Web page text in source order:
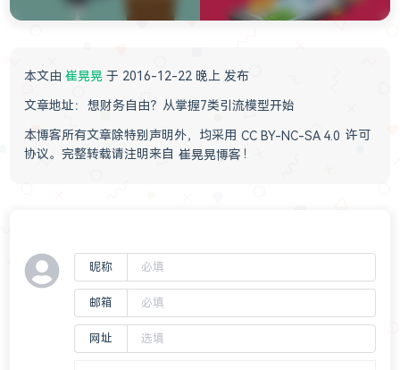
收入背后的逻辑
本文由 崔晃晃于 2016-12-22 晚上 发布
文章地址： 想财务自由？从掌握7类引流模型开始
本博客所有文章除特别声明外，均采用 CC BY-NC-SA 4.0 许可
协议。完整转载请注明来自 崔晃晃博客 ！
昵称
邮箱
网址